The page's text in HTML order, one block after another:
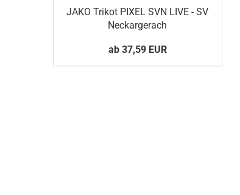
JAKO Trikot PIXEL SVN LIVE - SV
Neckargerach
ab 37,59 EUR